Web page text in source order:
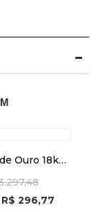
Ouro 18k
Masculina
R$ 296,77